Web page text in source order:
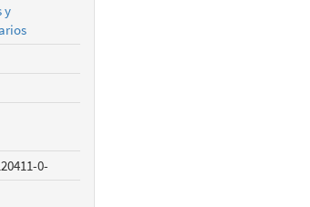
y
0-